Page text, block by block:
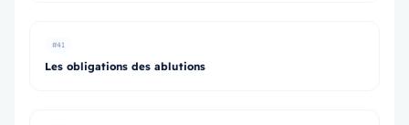
#41
Les obligations des ablutions